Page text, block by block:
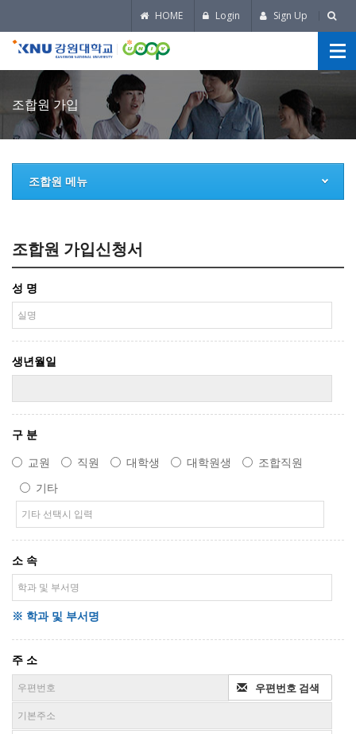
HOME Login Sign Up
조합원 가입
조합원 메뉴
조합원 가입신청서
성 명
생년월일
구 분
교원
직원 대학생 대학원생
조합직원
기타
소 속
※ 학과 및 부서명
주 소
우편번호 검색